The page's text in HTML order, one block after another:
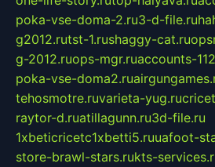
poka-vse-doma-2.ru3-d-file.ru
g2012.rutst-1.rushaggy-cat.ru
g-2012.ruops-mgr.ruaccounts-
poka-vse-doma2.ru
tehosmotre.ruvarieta-yug.ru
raytor-d.ruatillagunn.ru3d-file.ru
1xbeticricetc1xbetti5.ruuafoot-
store-brawl-stars.rukts-